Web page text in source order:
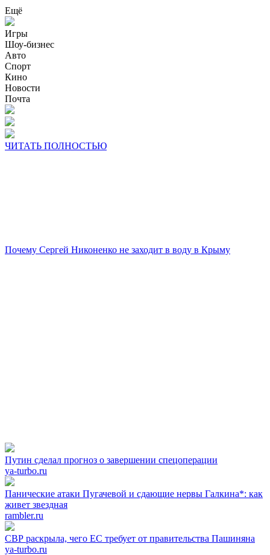
Ещё
Игры
Шоу-бизнес
Авто
Спорт
Кино
Новости
Почта
ЧИТАТЬ ПОЛНОСТЬЮ
Почему Сергей Никоненко не заходит в воду в Крыму
Путин сделал прогноз о завершении спецоперации
ya-turbo.ru
Панические атаки Пугачевой и сдающие нервы Галкина*: как
живет звездная
rambler.ru
СВР раскрыла, чего ЕС требует от правительства Пашиняна
ya-turbo.ru